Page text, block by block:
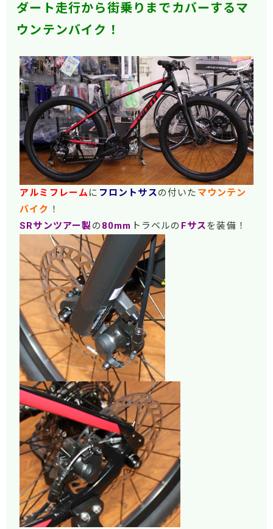
ダート走行から街乗りまでカバーするマ
ウンテンバイク！
アルミフレーム に フロントサスの付いた マウンテン
バイク ！
SRサンツアー製の 80mm トラベルの Fサスを装備！